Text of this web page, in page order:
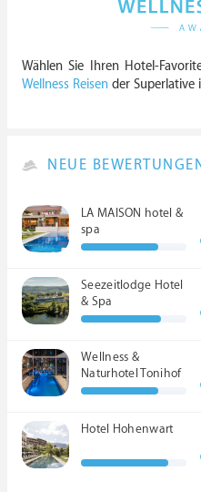
Wählen Sie Ihren Hotel-
Wellness Reisen der Superlative
NEUE
LA MAISON hotel &
spa
Seezeitlodge Hotel
& Spa
Wellness &
Naturhotel Tonihof
****S
Hotel Hohenwart